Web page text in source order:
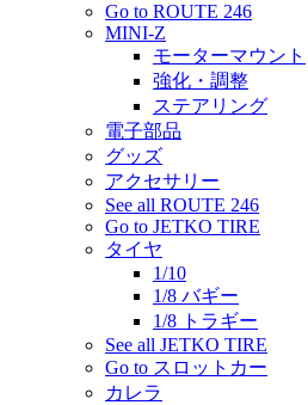
Go to ROUTE 246
MINI-Z
モーターマウント
強化・調整
ステアリング
電子部品
グッズ
アクセサリー
See all ROUTE 246
Go to JETKO TIRE
タイヤ
1/10
1/8 バギー
1/8 トラギー
See all JETKO TIRE
Go to スロットカー
カレラ